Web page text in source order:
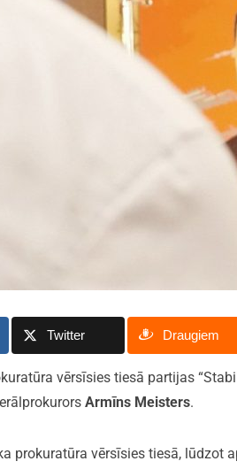
Twitter Draugiem
vērsīsies tiesā partijas
Armīns Meisters.
prokuratūra vērsīsies tiesā,